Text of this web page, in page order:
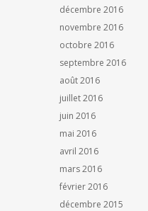
décembre 2016
novembre 2016
octobre 2016
septembre 2016
août 2016
juillet 2016
juin 2016
mai 2016
avril 2016
mars 2016
février 2016
décembre 2015